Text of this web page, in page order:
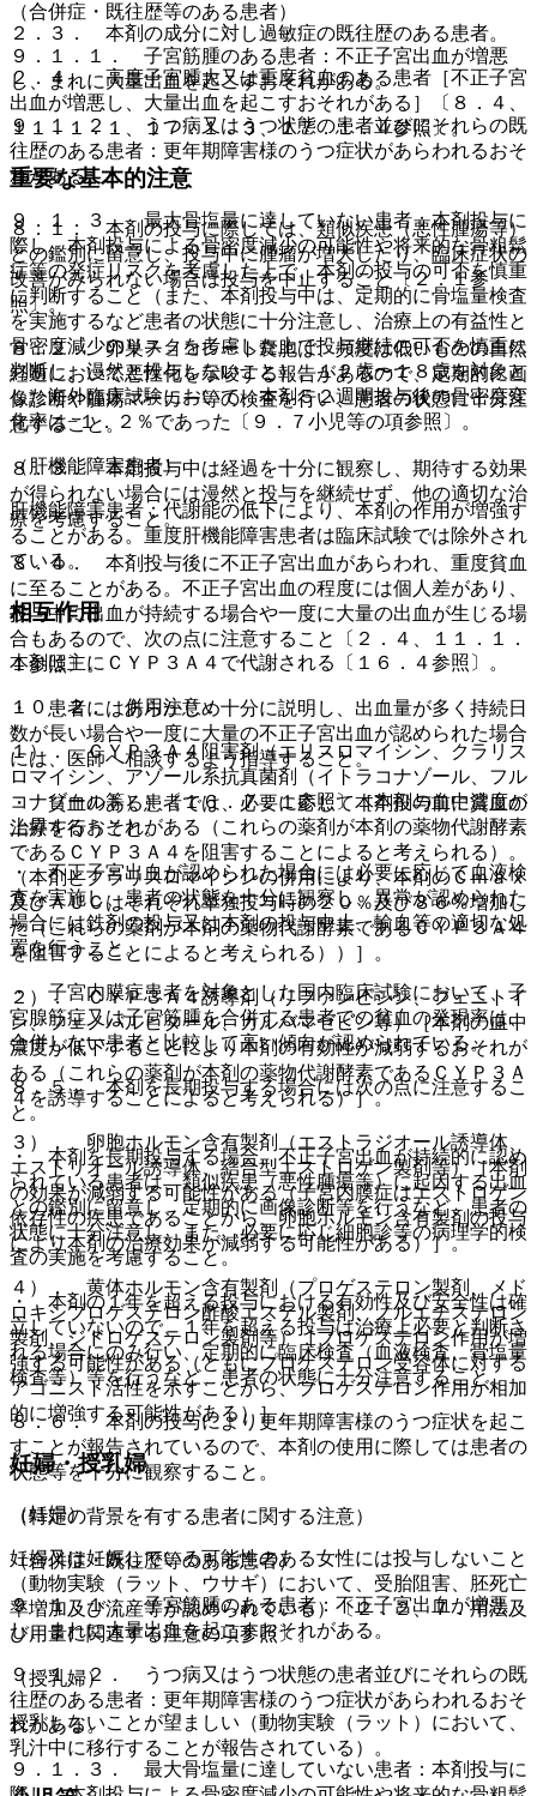
（合併症・既往歴等のある患者）
９．１．１． 子宮筋腫のある患者：不正子宮出血が増悪
し、まれに大量出血を起こすおそれがある。
９．１．２． うつ病又はうつ状態の患者並びにそれらの既
往歴のある患者：更年期障害様のうつ症状があらわれるおそ
れがある。
９．１．３． 最大骨塩量に達していない患者：本剤投与に
際し、本剤投与による骨密度減少の可能性や将来的な骨粗鬆
症等の発症リスクを考慮した上で、本剤の投与の可否を慎重
に判断すること（また、本剤投与中は、定期的に骨塩量検査
を実施するなど患者の状態に十分注意し、治療上の有益性と
骨密度減少のリスクを考慮した上で投与継続の可否を慎重に
判断し、漫然と投与しないこと）。１２歳〜１８歳を対象と
した海外臨床試験において、本剤５２週間投与後の骨密度変
化率は−１．２％であった〔９．７小児等の項参照〕。
（肝機能障害患者）
肝機能障害患者：代謝能の低下により、本剤の作用が増強す
ることがある。重度肝機能障害患者は臨床試験では除外され
ている。
相互作用
本剤は主にＣＹＰ３Ａ４で代謝される〔１６．４参照〕。
１０．２． 併用注意：
１）． ＣＹＰ３Ａ４阻害剤（エリスロマイシン、クラリス
ロマイシン、アゾール系抗真菌剤（イトラコナゾール、フル
コナゾール等））〔１６．７．１参照〕［本剤の血中濃度が
上昇するおそれがある（これらの薬剤が本剤の薬物代謝酵素
であるＣＹＰ３Ａ４を阻害することによると考えられる）。
（本剤とクラリスロマイシンの併用により、本剤のＣｍａｘ
及びＡＵＣはそれぞれ単独投与時の２０％及び８６％増加し
た（これらの薬剤が本剤の薬物代謝酵素であるＣＹＰ３Ａ４
を阻害することによると考えられる））］。
２）． ＣＹＰ３Ａ４誘導剤（リファンピシン、フェニトイ
ン、フェノバルビタール、カルバマゼピン等）［本剤の血中
濃度が低下することにより本剤の有効性が減弱するおそれが
ある（これらの薬剤が本剤の薬物代謝酵素であるＣＹＰ３Ａ
４を誘導することによると考えられる）］。
３）． 卵胞ホルモン含有製剤（エストラジオール誘導体、
エストリオール誘導体、結合型エストロゲン製剤等）［本剤
の効果が減弱する可能性がある（子宮内膜症はエストロゲン
依存性の疾患であることから、卵胞ホルモン含有製剤の投与
により本剤の治療効果が減弱する可能性がある）］。
４）． 黄体ホルモン含有製剤（プロゲステロン製剤、メド
ロキシプロゲステロン酢酸エステル製剤、ノルエチステロン
製剤、ジドロゲステロン製剤等）［プロゲステロン作用が増
強する可能性がある（ともにプロゲステロン受容体に対する
アゴニスト活性を示すことから、プロゲステロン作用が相加
的に増強する可能性がある）］。
妊婦・授乳婦
（妊婦）
妊婦又は妊娠している可能性のある女性には投与しないこと
（動物実験（ラット、ウサギ）において、受胎阻害、胚死亡
率増加及び流産等が認められている）〔２．２、７．用法及
び用量に関連する注意の項参照〕。
（授乳婦）
授乳しないことが望ましい（動物実験（ラット）において、
乳汁中に移行することが報告されている）。
２．３． 本剤の成分に対し過敏症の既往歴のある患者。
２．４． 高度子宮腫大又は重度貧血のある患者［不正子宮
出血が増悪し、大量出血を起こすおそれがある］〔８．４、
１１．１．１、１７．１．３、１７．１．４参照〕。
重要な基本的注意
８．１． 本剤の投与に際しては、類似疾患（悪性腫瘍等）
との鑑別に留意し、投与中に腫瘤が増大したり、臨床症状の
改善がみられない場合は投与を中止すること〔２．１参
照〕。
８．２． 卵巣チョコレート嚢胞は、頻度は低いものの自然
経過において悪性化を示唆する報告があるので、定期的に画
像診断や腫瘍マーカー等の検査を行い、患者の状態に十分注
意すること。
８．３． 本剤投与中は経過を十分に観察し、期待する効果
が得られない場合には漫然と投与を継続せず、他の適切な治
療を考慮すること。
８．４． 本剤投与後に不正子宮出血があらわれ、重度貧血
に至ることがある。不正子宮出血の程度には個人差があり、
投与中に出血が持続する場合や一度に大量の出血が生じる場
合もあるので、次の点に注意すること〔２．４、１１．１．
１参照〕。
・ 患者にはあらかじめ十分に説明し、出血量が多く持続日
数が長い場合や一度に大量の不正子宮出血が認められた場合
には、医師へ相談するよう指導すること。
・ 貧血のある患者では、必要に応じて本剤投与前に貧血の
治療を行うこと。
・ 不正子宮出血が認められた場合には必要に応じて血液検
査を実施し、患者の状態を十分に観察し、異常が認められた
場合には鉄剤の投与又は本剤の投与中止、輸血等の適切な処
置を行うこと。
・ 子宮内膜症患者を対象とした国内臨床試験において、子
宮腺筋症又は子宮筋腫を合併する患者での貧血の発現率は、
合併しない患者と比較して高い傾向が認められている。
８．５． 本剤を長期投与する場合には次の点に注意するこ
と。
・ 本剤を長期投与する場合、不正子宮出血が持続的に認め
られている患者は、類似疾患（悪性腫瘍等）に起因する出血
との鑑別に留意し、定期的に画像診断等を行うなど、患者の
状態に十分注意し、また、必要に応じ細胞診等の病理学的検
査の実施を考慮すること。
・ 本剤の１年を超える投与における有効性及び安全性は確
立していないので、１年を超える投与は治療上必要と判断さ
れる場合にのみ行い、定期的に臨床検査（血液検査、骨塩量
検査等）等を行うなど、患者の状態に十分注意すること。
８．６． 本剤の投与により更年期障害様のうつ症状を起こ
すことが報告されているので、本剤の使用に際しては患者の
状態等を十分に観察すること。
（特定の背景を有する患者に関する注意）
（合併症・既往歴等のある患者）
９．１．１． 子宮筋腫のある患者：不正子宮出血が増悪
し、まれに大量出血を起こすおそれがある。
９．１．２． うつ病又はうつ状態の患者並びにそれらの既
往歴のある患者：更年期障害様のうつ症状があらわれるおそ
れがある。
９．１．３． 最大骨塩量に達していない患者：本剤投与に